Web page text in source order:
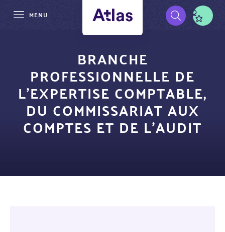
MENU
Pré-
navigation
BRANCHE
PROFESSIONNELLE DE
L’EXPERTISE COMPTABLE,
DU COMMISSARIAT AUX
COMPTES ET DE L’AUDIT